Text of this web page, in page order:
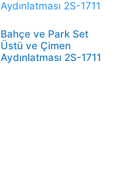
Bahçe ve Park Set
Üstü ve Çimen
Aydınlatması 2S-1711